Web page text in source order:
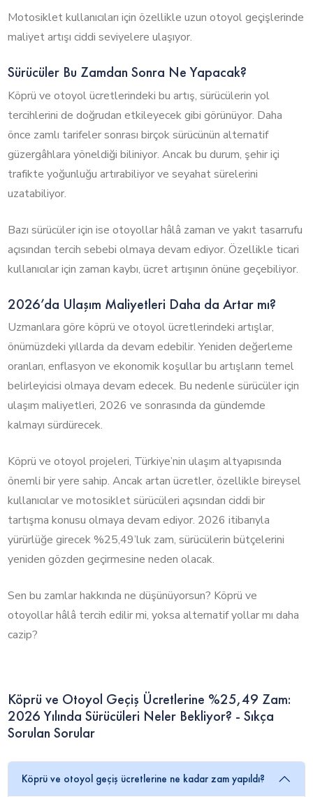
Motosiklet kullanıcıları için özellikle uzun otoyol geçişlerinde
maliyet artışı ciddi seviyelere ulaşıyor.
Sürücüler Bu Zamdan Sonra Ne Yapacak?
Köprü ve otoyol ücretlerindeki bu artış, sürücülerin yol
tercihlerini de doğrudan etkileyecek gibi görünüyor. Daha
önce zamlı tarifeler sonrası birçok sürücünün alternatif
güzergâhlara yöneldiği biliniyor. Ancak bu durum, şehir içi
trafikte yoğunluğu artırabiliyor ve seyahat sürelerini
uzatabiliyor.
Bazı sürücüler için ise otoyollar hâlâ zaman ve yakıt tasarrufu
açısından tercih sebebi olmaya devam ediyor. Özellikle ticari
kullanıcılar için zaman kaybı, ücret artışının önüne geçebiliyor.
2026’da Ulaşım Maliyetleri Daha da Artar mı?
Uzmanlara göre köprü ve otoyol ücretlerindeki artışlar,
önümüzdeki yıllarda da devam edebilir. Yeniden değerleme
oranları, enflasyon ve ekonomik koşullar bu artışların temel
belirleyicisi olmaya devam edecek. Bu nedenle sürücüler için
ulaşım maliyetleri, 2026 ve sonrasında da gündemde
kalmayı sürdürecek.
Köprü ve otoyol projeleri, Türkiye’nin ulaşım altyapısında
önemli bir yere sahip. Ancak artan ücretler, özellikle bireysel
kullanıcılar ve motosiklet sürücüleri açısından ciddi bir
tartışma konusu olmaya devam ediyor. 2026 itibarıyla
yürürlüğe girecek %25,49’luk zam, sürücülerin bütçelerini
yeniden gözden geçirmesine neden olacak.
Sen bu zamlar hakkında ne düşünüyorsun? Köprü ve
otoyollar hâlâ tercih edilir mi, yoksa alternatif yollar mı daha
cazip?
Köprü ve Otoyol Geçiş Ücretlerine %25,49 Zam:
2026 Yılında Sürücüleri Neler Bekliyor? - Sıkça
Sorulan Sorular
Köprü ve otoyol geçiş ücretlerine ne kadar zam yapıldı?